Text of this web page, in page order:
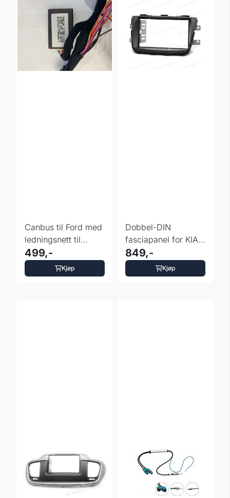
Canbus til Ford med
ledningsnett til
Xtrons m
ryggekamera
499,-
Kjøp
Dobbel-DIN
fasciapanel for KIA
Sorento (UM) 2012+
849,-
Kjøp